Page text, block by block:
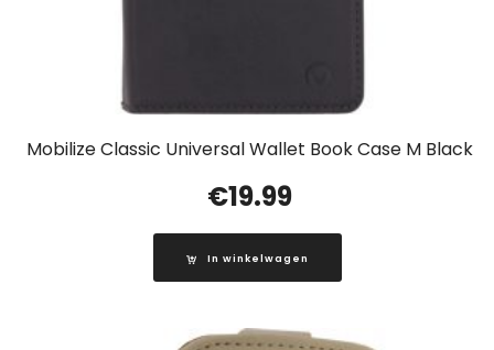
Mobilize Classic Universal Wallet Book Case M Black
€19.99
In winkelwagen